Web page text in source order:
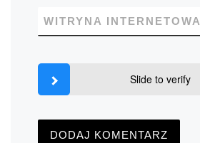
WITRYNA INTERNETOWA
Slide to verify